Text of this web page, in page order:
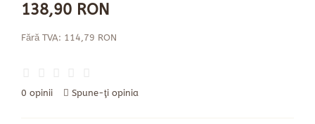
138,90 RON
Fără TVA: 114,79 RON
0 opinii Spune-ţi opinia